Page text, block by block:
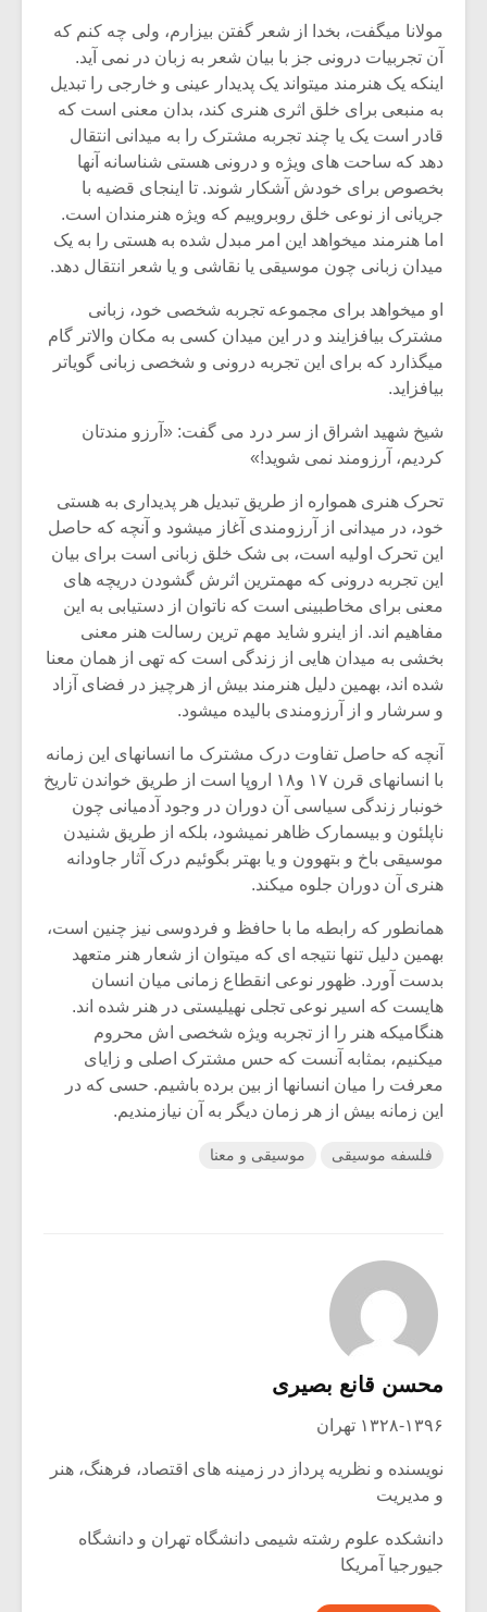
مولانا میگفت، بخدا از شعر گفتن بیزارم، ولی چه کنم که
آن تجربیات درونی جز با بیان شعر به زبان در نمی آید.
اینکه یک هنرمند میتواند یک پدیدار عینی و خارجی را تبدیل
به منبعی برای خلق اثری هنری کند، بدان معنی است که
قادر است یک یا چند تجربه مشترک را به میدانی انتقال
دهد که ساحت های ویژه و درونی هستی شناسانه آنها
بخصوص برای خودش آشکار شوند. تا اینجای قضیه با
جریانی از نوعی خلق روبروییم که ویژه هنرمندان است.
اما هنرمند میخواهد این امر مبدل شده به هستی را به یک
میدان زبانی چون موسیقی یا نقاشی و یا شعر انتقال دهد.
او میخواهد برای مجموعه تجربه شخصی خود، زبانی
مشترک بیافزایند و در این میدان کسی به مکان والاتر گام
میگذارد که برای این تجربه درونی و شخصی زبانی گویاتر
بیافزاید.
شیخ شهید اشراق از سر درد می گفت: «آرزو مندتان
کردیم، آرزومند نمی شوید!»
تحرک هنری همواره از طریق تبدیل هر پدیداری به هستی
خود، در میدانی از آرزومندی آغاز میشود و آنچه که حاصل
این تحرک اولیه است، بی شک خلق زبانی است برای بیان
این تجربه درونی که مهمترین اثرش گشودن دریچه های
معنی برای مخاطبینی است که ناتوان از دستیابی به این
مفاهیم اند. از اینرو شاید مهم ترین رسالت هنر معنی
بخشی به میدان هایی از زندگی است که تهی از همان معنا
شده اند، بهمین دلیل هنرمند بیش از هرچیز در فضای آزاد
و سرشار و از آرزومندی بالیده میشود.
آنچه که حاصل تفاوت درک مشترک ما انسانهای این زمانه
با انسانهای قرن ۱۷ و۱۸ اروپا است از طریق خواندن تاریخ
خونبار زندگی سیاسی آن دوران در وجود آدمیانی چون
ناپلئون و بیسمارک ظاهر نمیشود، بلکه از طریق شنیدن
موسیقی باخ و بتهوون و یا بهتر بگوئیم درک آثار جاودانه
هنری آن دوران جلوه میکند.
همانطور که رابطه ما با حافظ و فردوسی نیز چنین است،
بهمین دلیل تنها نتیجه ای که میتوان از شعار هنر متعهد
بدست آورد. ظهور نوعی انقطاع زمانی میان انسان
هایست که اسیر نوعی تجلی نهیلیستی در هنر شده اند.
هنگامیکه هنر را از تجربه ویژه شخصی اش محروم
میکنیم، بمثابه آنست که حس مشترک اصلی و زایای
معرفت را میان انسانها از بین برده باشیم. حسی که در
این زمانه بیش از هر زمان دیگر به آن نیازمندیم.
فلسفه موسیقی موسیقی و معنا
محسن قانع بصیری
۱۳۲۸-۱۳۹۶ تهران
نویسنده و نظریه پرداز در زمینه های اقتصاد، فرهنگ، هنر
و مدیریت
دانشکده علوم رشته شیمی دانشگاه تهران و دانشگاه
جیورجیا آمریکا